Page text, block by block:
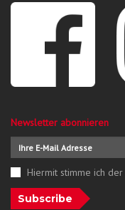
Newsletter abonnieren
Hiermit stimme ich der
Subscribe